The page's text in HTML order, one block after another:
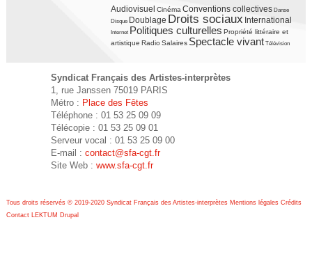
Audiovisuel Cinéma Conventions collectives Danse
Disque Doublage Droits sociaux International
Internet Politiques culturelles Propriété littéraire et
artistique Radio Salaires Spectacle vivant Télévision
Syndicat Français des Artistes-interprètes
1, rue Janssen 75019 PARIS
Métro : Place des Fêtes
Téléphone : 01 53 25 09 09
Télécopie : 01 53 25 09 01
Serveur vocal : 01 53 25 09 00
E-mail :contact@sfa-cgt.fr
Site Web :www.sfa-cgt.fr
Tous droits réservés © 2019-2020 Syndicat Français des Artistes-interprètes Mentions légales Crédits
Contact
LEKTUM Drupal